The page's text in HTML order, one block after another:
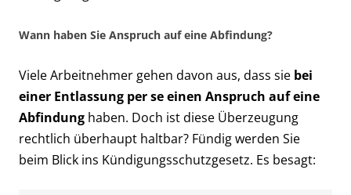
Wann haben Sie Anspruch auf eine Abfindung?
Viele Arbeitnehmer gehen davon aus, dass sie bei
einer Entlassung per se einen Anspruch auf eine
Abfindung haben. Doch ist diese Überzeugung
rechtlich überhaupt haltbar? Fündig werden Sie
beim Blick ins Kündigungsschutzgesetz. Es besagt: